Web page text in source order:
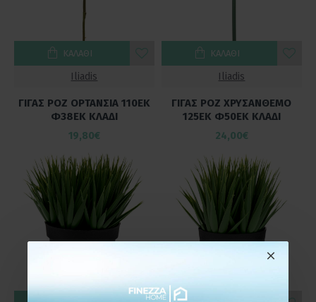
Iliadis
ΓΙΓΑΣ ΡΟΖ ΟΡΤΑΝΣΙΑ 110ΕΚ
Φ38ΕΚ ΚΛΑΔΙ
19,80€
ΚΑΛΆΘΙ
Iliadis
ΓΙΓΑΣ ΡΟΖ ΧΡΥΣΑΝΘΕΜΟ
125ΕΚ Φ50ΕΚ ΚΛΑΔΙ
24,00€
ΚΑΛΆΘΙ